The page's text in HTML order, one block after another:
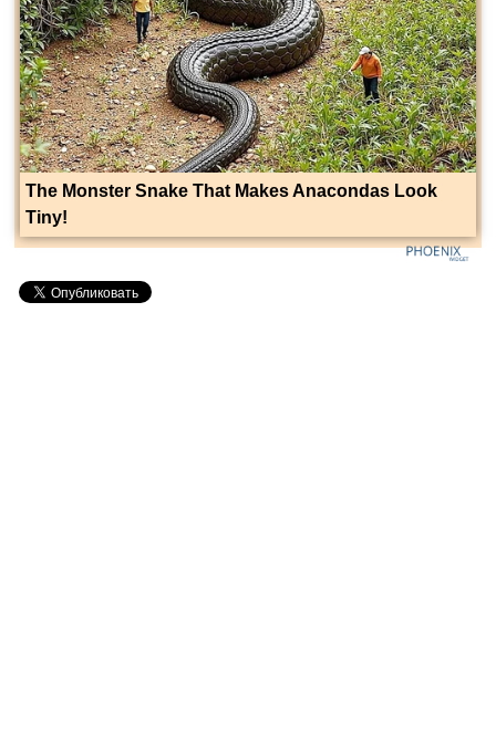
The Monster Snake That Makes Anacondas Look
Tiny!